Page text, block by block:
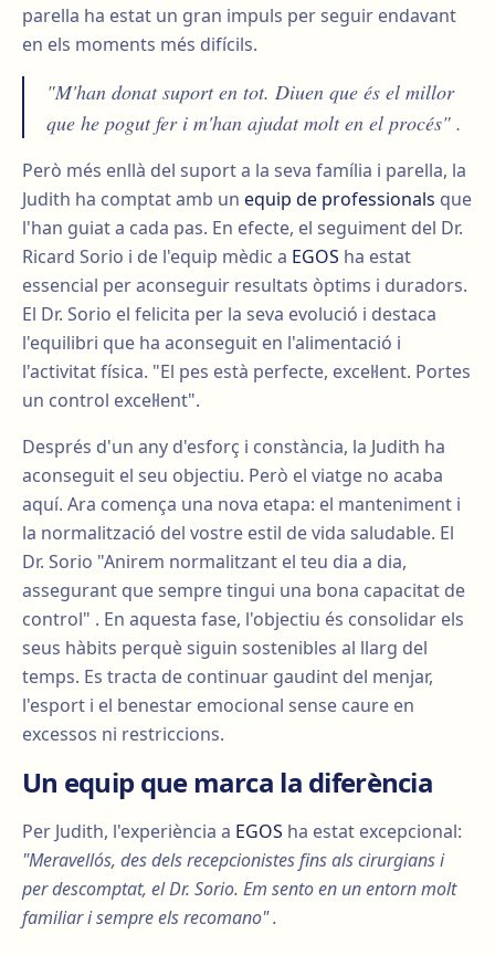
parella ha estat un gran impuls per seguir endavant
en els moments més difícils.
"M'han donat suport en tot. Diuen que és el millor
que he pogut fer i m'han ajudat molt en el procés" .
Però més enllà del suport a la seva família i parella, la
Judith ha comptat amb un equip de professionals que
l'han guiat a cada pas. En efecte, el seguiment del Dr.
Ricard Sorio i de l'equip mèdic a EGOS ha estat
essencial per aconseguir resultats òptims i duradors.
El Dr. Sorio el felicita per la seva evolució i destaca
l'equilibri que ha aconseguit en l'alimentació i
l'activitat física. "El pes està perfecte, excel·lent. Portes
un control excel·lent".
Després d'un any d'esforç i constància, la Judith ha
aconseguit el seu objectiu. Però el viatge no acaba
aquí. Ara comença una nova etapa: el manteniment i
la normalització del vostre estil de vida saludable. El
Dr. Sorio "Anirem normalitzant el teu dia a dia,
assegurant que sempre tingui una bona capacitat de
control" . En aquesta fase, l'objectiu és consolidar els
seus hàbits perquè siguin sostenibles al llarg del
temps. Es tracta de continuar gaudint del menjar,
l'esport i el benestar emocional sense caure en
excessos ni restriccions.
Un equip que marca la diferència
Per Judith, l'experiència a EGOS ha estat excepcional:
"Meravellós, des dels recepcionistes fins als cirurgians i
per descomptat, el Dr. Sorio. Em sento en un entorn molt
familiar i sempre els recomano" .